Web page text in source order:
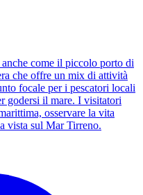
come il piccolo porto di
che offre un mix di attività
focale per i pescatori locali
godersi il mare. I visitatori
osservare la vita
vista sul Mar Tirreno.